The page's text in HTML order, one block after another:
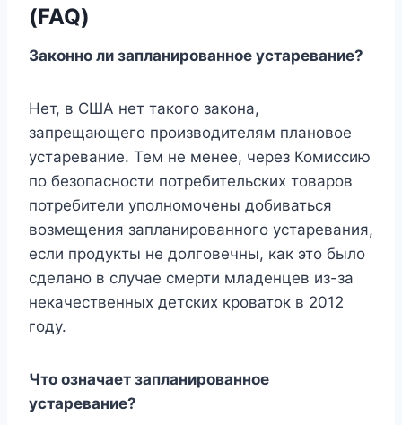
(FAQ)
Законно ли запланированное устаревание?
Нет, в США нет такого закона,
запрещающего производителям плановое
устаревание. Тем не менее, через Комиссию
по безопасности потребительских товаров
потребители уполномочены добиваться
возмещения запланированного устаревания,
если продукты не долговечны, как это было
сделано в случае смерти младенцев из-за
некачественных детских кроваток в 2012
году.
Что означает запланированное
устаревание?